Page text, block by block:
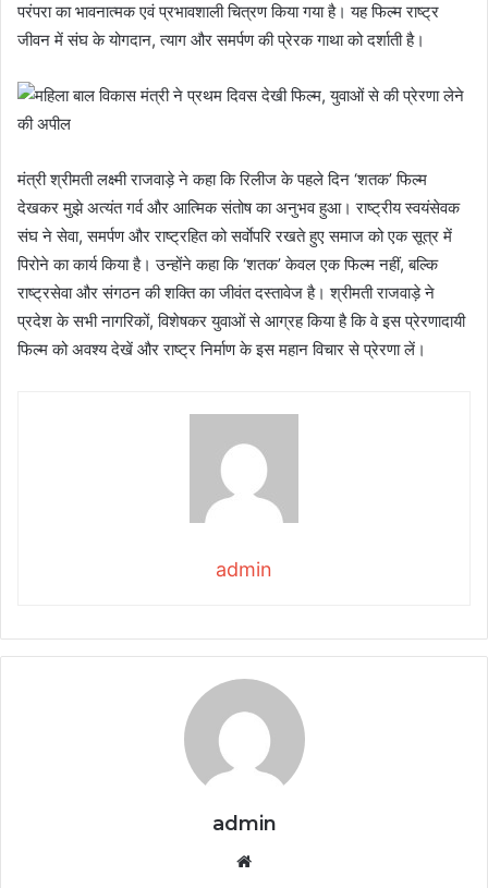
परंपरा का भावनात्मक एवं प्रभावशाली चित्रण किया गया है। यह फिल्म राष्ट्र
जीवन में संघ के योगदान, त्याग और समर्पण की प्रेरक गाथा को दर्शाती है।
मंत्री श्रीमती लक्ष्मी राजवाड़े ने कहा कि रिलीज के पहले दिन ‘शतक’ फिल्म
देखकर मुझे अत्यंत गर्व और आत्मिक संतोष का अनुभव हुआ। राष्ट्रीय स्वयंसेवक
संघ ने सेवा, समर्पण और राष्ट्रहित को सर्वाेपरि रखते हुए समाज को एक सूत्र में
पिरोने का कार्य किया है। उन्होंने कहा कि ‘शतक’ केवल एक फिल्म नहीं, बल्कि
राष्ट्रसेवा और संगठन की शक्ति का जीवंत दस्तावेज है। श्रीमती राजवाड़े ने
प्रदेश के सभी नागरिकों, विशेषकर युवाओं से आग्रह किया है कि वे इस प्रेरणादायी
फिल्म को अवश्य देखें और राष्ट्र निर्माण के इस महान विचार से प्रेरणा लें।
admin
admin